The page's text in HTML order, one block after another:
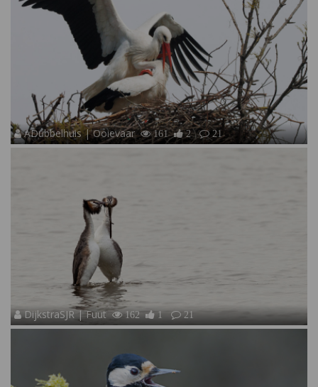
ADubbelhuis | Ooievaar 161 2 21
DijkstraSJR | Fuut 162 1 21